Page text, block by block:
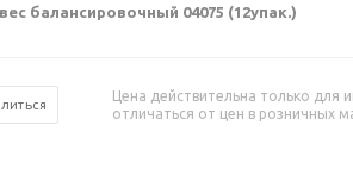
балансировочный 04075 (12упак.)
Цена действительна только для
отличаться от цен в розничных